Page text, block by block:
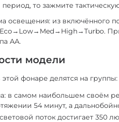
то зажмите
освещения: из включённого
АА.
модели
фонаре делятся на
в самом наибольшем своём
54 минут, а
поток достигает 350